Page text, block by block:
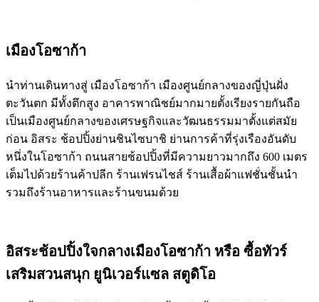
เมืองโอซาก้า
นำท่านเดินทางสู่ เมืองโอซาก้า เมืองศูนย์กลางของญี่ปุ่นฝั่ง
ตะวันตก มีทั้งตึกสูง อาคารพาณิชย์มากมายตั้งเรียงรายกันถือ
เป็นเมืองศูนย์กลางของเศรษฐกิจและวัฒนธรรมมาตั้งแต่สมัย
ก่อน อิสระ ช้อปปิ้งย่านชินไซบาชิ ย่านการค้าที่รุ่งเรืองอันดับ
หนึ่งในโอซาก้า ถนนสายช้อปปิ้งที่มีความยาวมากถึง 600 เมตร
เต็มไปด้วยร้านค้าปลีก ร้านเฟรนไชส์ ร้านเสื้อผ้าแฟชั่นชั้นนำ
รวมถึงร้านอาหารและร้านขนมด้วย
อิสระช้อปปิ้งใจกลางเมืองโอซาก้า หรือ ซื้อทัวร์
เสริมสวนสนุก ยูนิเวอร์แซล สตูดิโอ